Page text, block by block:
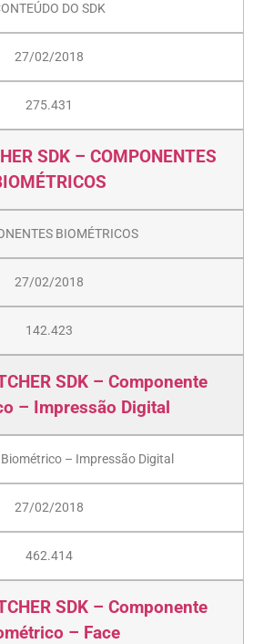
DO SDK
27/02/2018
275.431
SDK – COMPONENTES
BIOMÉTRICOS
27/02/2018
142.423
SDK – Componente
– Impressão Digital
– Impressão Digital
27/02/2018
462.414
SDK – Componente
– Face